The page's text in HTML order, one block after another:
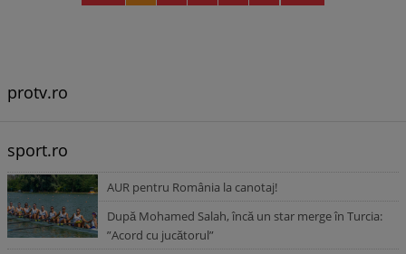
protv.ro
sport.ro
AUR pentru România la canotaj!
După Mohamed Salah, încă un star merge în Turcia:
”Acord cu jucătorul”